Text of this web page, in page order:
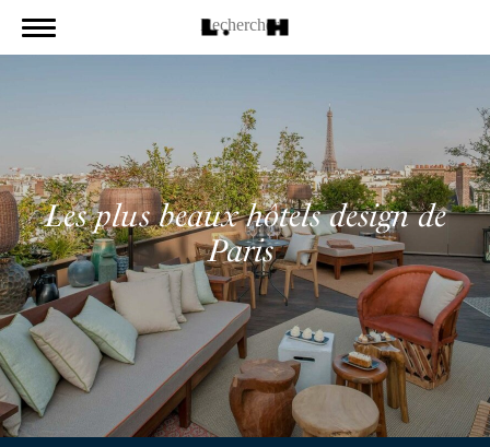
Les plus beaux hôtels design de
Paris